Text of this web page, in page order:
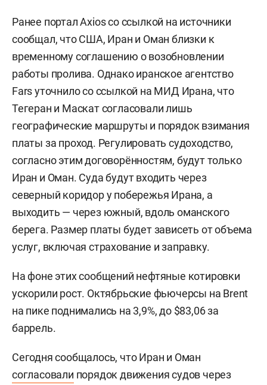
Ранее портал Axios со ссылкой на источники
сообщал, что США, Иран и Оман близки к
временному соглашению о возобновлении
работы пролива. Однако иранское агентство
Fars уточнило со ссылкой на МИД Ирана, что
Тегеран и Маскат согласовали лишь
географические маршруты и порядок взимания
платы за проход. Регулировать судоходство,
согласно этим договорённостям, будут только
Иран и Оман. Суда будут входить через
северный коридор у побережья Ирана, а
выходить — через южный, вдоль оманского
берега. Размер платы будет зависеть от объема
услуг, включая страхование и заправку.
На фоне этих сообщений нефтяные котировки
ускорили рост. Октябрьские фьючерсы на Brent
на пике поднимались на 3,9%, до $83,06 за
баррель.
Сегодня сообщалось, что Иран и Оман
согласовали порядок движения судов через